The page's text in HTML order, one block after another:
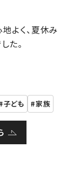
よく、夏休み
た。
子ども 家族